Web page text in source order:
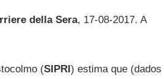
della Sera, 17-08-2017. A
(SIPRI) estima que (dados